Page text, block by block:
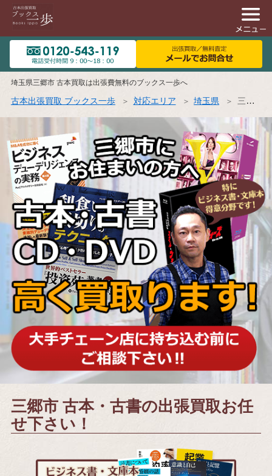
埼玉県三郷市 古本買取は出張費無料のブックス一歩へ
古本出張買取 ブックス一歩 対応エリア 埼玉県 三郷市
三郷市 古本・古書の出張買取お任
せ下さい！